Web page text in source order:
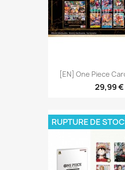
[EN] One Piece
29,99 €
RUPTURE DE